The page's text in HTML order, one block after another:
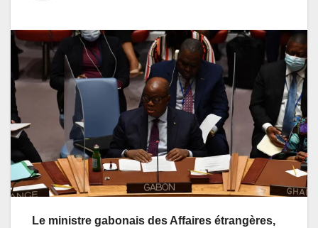
Le ministre gabonais des Affaires étrangères,